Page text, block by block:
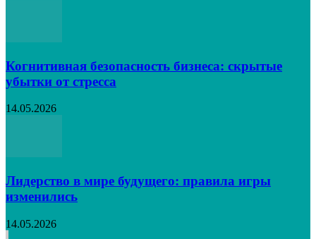
Когнитивная безопасность бизнеса: скрытые
убытки от стресса
14.05.2026
Лидерство в мире будущего: правила игры
изменились
14.05.2026